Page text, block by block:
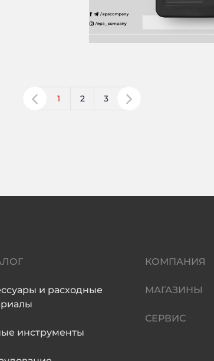
1 2 3
и расходные
инструменты
КОМПАНИЯ
МАГАЗИНЫ
СЕРВИС